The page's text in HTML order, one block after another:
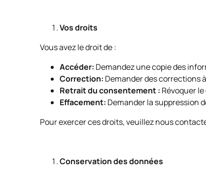
Vos droits
Vous avez le droit de :
Accéder: Demandez une copie des
Correction: Demander des corrections
Retrait du consentement : Révoquer
Effacement: Demander la suppression
Pour exercer ces droits, veuillez nous
Conservation des données